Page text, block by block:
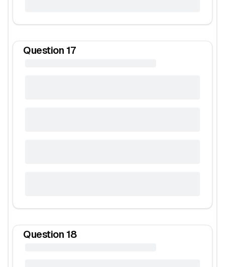
Question 17
Question 18